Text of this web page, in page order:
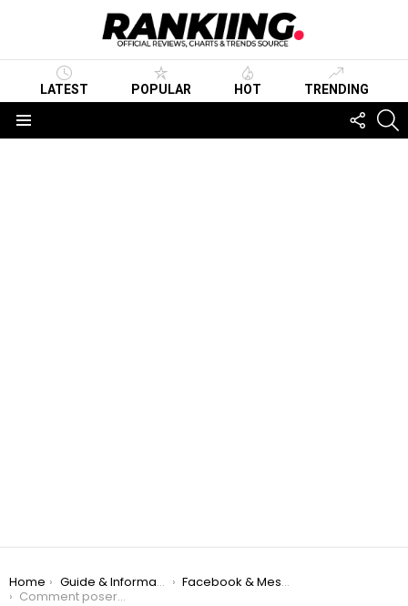
LATEST POPULAR HOT TRENDING
US
You are here:
Home Guide & Informations
Facebook & Messenger
Comment poser une question dans un groupe ?